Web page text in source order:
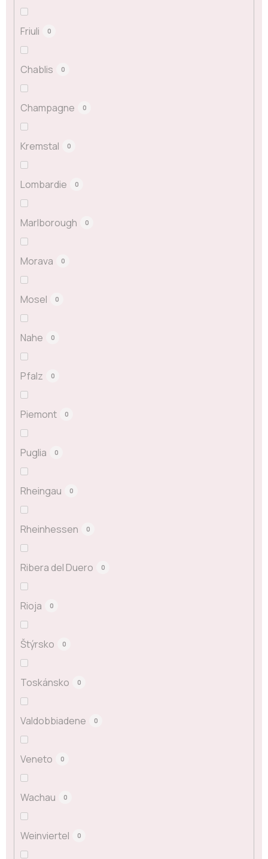
Friuli 0
Chablis 0
Champagne 0
Kremstal 0
Lombardie 0
Marlborough 0
Morava 0
Mosel 0
Nahe 0
Pfalz 0
Piemont 0
Puglia 0
Rheingau 0
Rheinhessen 0
Ribera del Duero 0
Rioja 0
Štýrsko 0
Toskánsko 0
Valdobbiadene 0
Veneto 0
Wachau 0
Weinviertel 0